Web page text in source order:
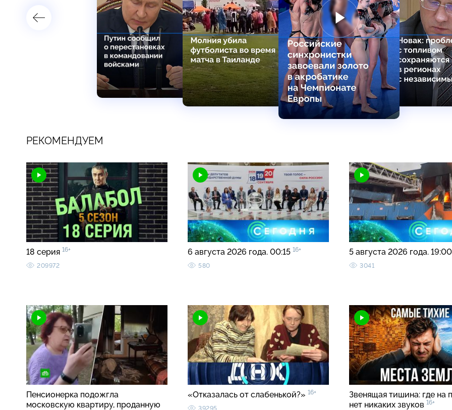
РЕКОМЕНДУЕМ
18 серия 16+
209972
6 августа 2026 года. 00:15 16+
580
5 августа 2026 года. 19:00
3041
Пенсионерка подожгла
московскую квартиру, проданную
«Отказалась от слабенькой?» 16+
39295
Звенящая тишина: где на
нет никаких звуков 16+